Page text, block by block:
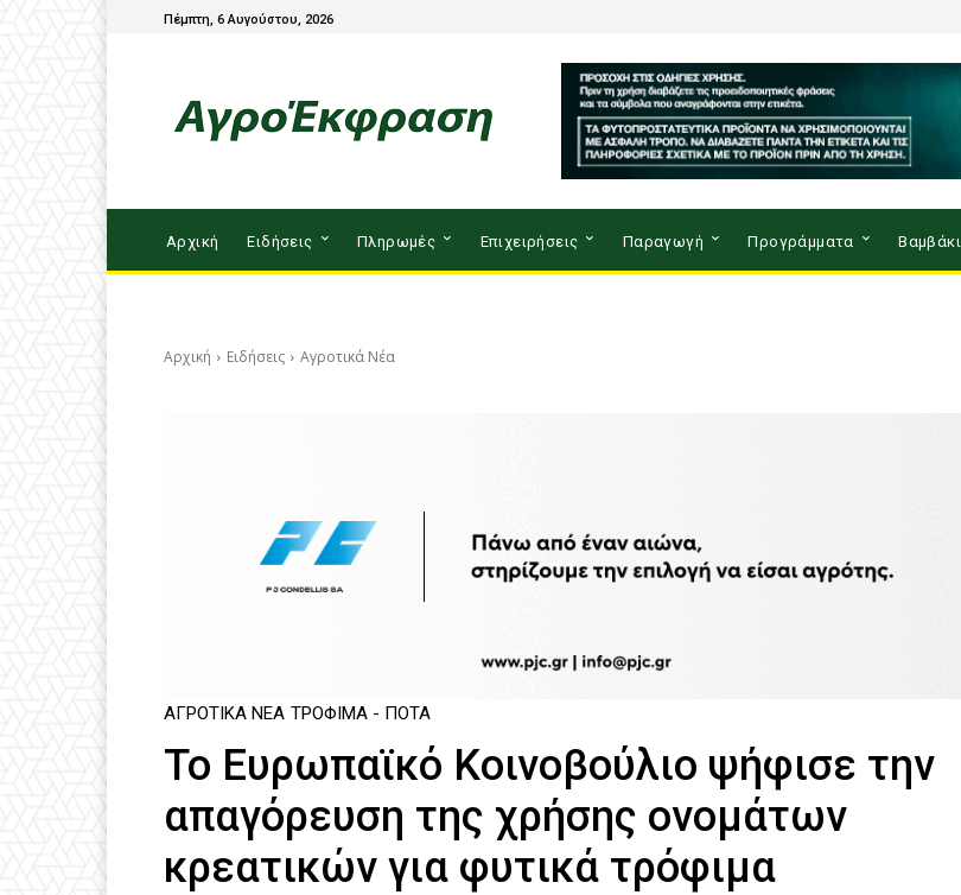
Πέμπτη, 6 Αυγούστου, 2026
Αρχική Ειδήσεις Πληρωμές Επιχειρήσεις Παραγωγή Προγράμματα Βαμβάκι
Αρχική Ειδήσεις Αγροτικά Νέα
ΑΓΡΟΤΙΚΆ ΝΈΑ ΤΡΌΦΙΜΑ - ΠΟΤΆ
Το Ευρωπαϊκό Κοινοβούλιο ψήφισε την
απαγόρευση της χρήσης ονομάτων
κρεατικών για φυτικά τρόφιμα